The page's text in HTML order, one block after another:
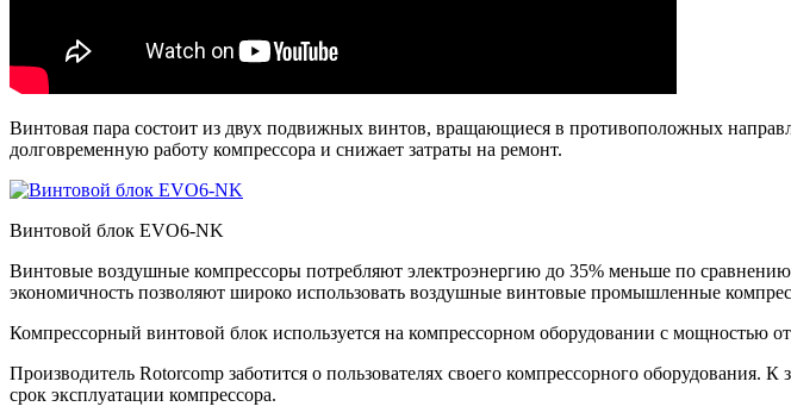
Винтовая пара состоит из двух подвижных винтов, вращающиеся в противоположных
долговременную работу компрессора и снижает затраты на ремонт.
Винтовой блок EVO6-NK
Винтовые воздушные компрессоры потребляют электроэнергию до 35% меньше по
экономичность позволяют широко использовать воздушные винтовые промышленные
Компрессорный винтовой блок используется на компрессорном оборудовании с мощностью
Производитель Rotorcomp заботится о пользователях своего компрессорного
срок эксплуатации компрессора.